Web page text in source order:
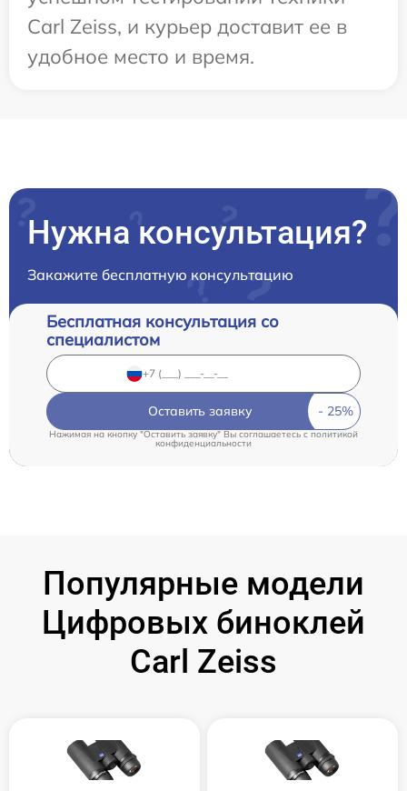
Carl Zeiss, и курьер доставит ее в
удобное место и время.
Нужна консультация?
Закажите бесплатную консультацию
Бесплатная консультация со
специалистом
Оставить заявку
Нажимая на кнопку "Оставить заявку" Вы соглашаетесь cполитикой
конфиденциальности
Популярные модели
Цифровых биноклей
Carl Zeiss